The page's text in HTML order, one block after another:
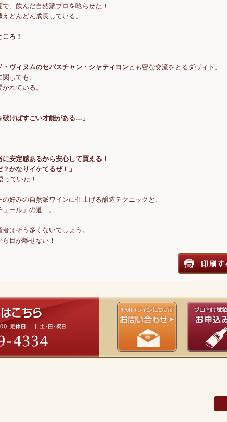
、飲んだ自然派プロを唸らせた！
どんどん成長している。
ろ！
ヴィヌムのセバスチャン・シャティヨンとも密な交流をとるダヴィド。
しても、
れている。
破けばすごい才能がある…」
安定感あるから安心して買える！
かなりイケてるぜ！」
っていた！
好みの自然派ワインに仕上げる醸造テクニックと、
ール」の道…。
はそう多くないでしょう。
目が離せない！